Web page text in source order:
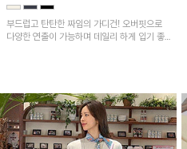
부드럽고 탄탄한 짜임의 가디건! 오버핏으로
다양한 연출이 가능하며 데일리 하게 입기 좋